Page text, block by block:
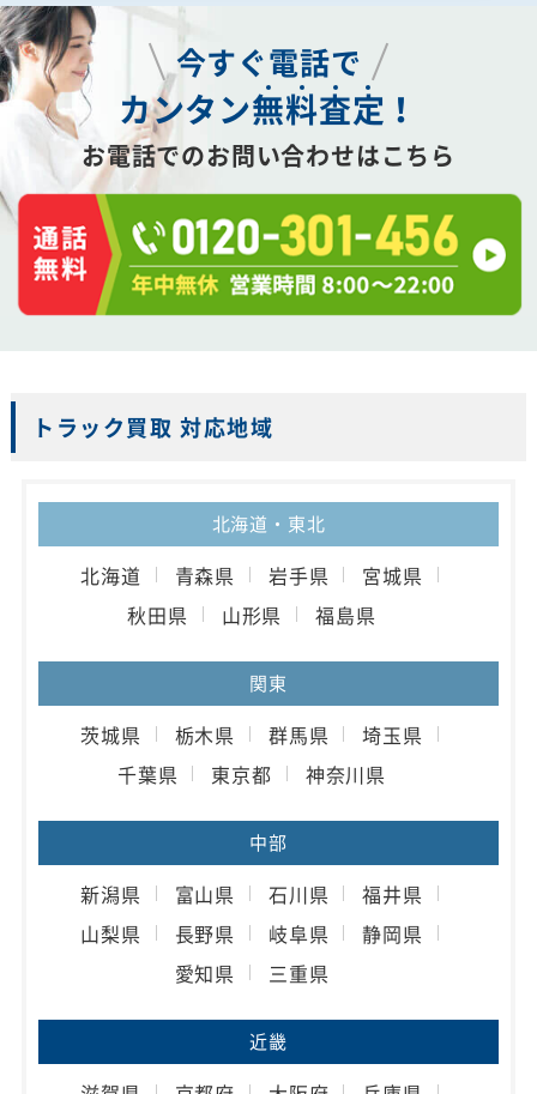
今すぐ電話で
カンタン無料査定 ！
お電話でのお問い合わせはこちら
トラック買取 対応地域
北海道・東北
北海道 青森県 岩手県
宮城県
秋田県
山形県 福島県
関東
茨城県 栃木県 群馬県
埼玉県
千葉県
東京都 神奈川県
中部
新潟県 富山県 石川県
福井県
山梨県
長野県 岐阜県
静岡県
愛知県
三重県
近畿